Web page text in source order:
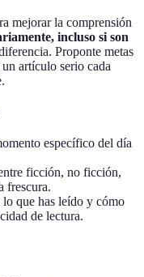
mejorar la comprensión
incluso si son
Proponte metas
artículo serio cada
específico del día
ficción, no ficción,
frescura.
lo que has leído y cómo
de lectura.